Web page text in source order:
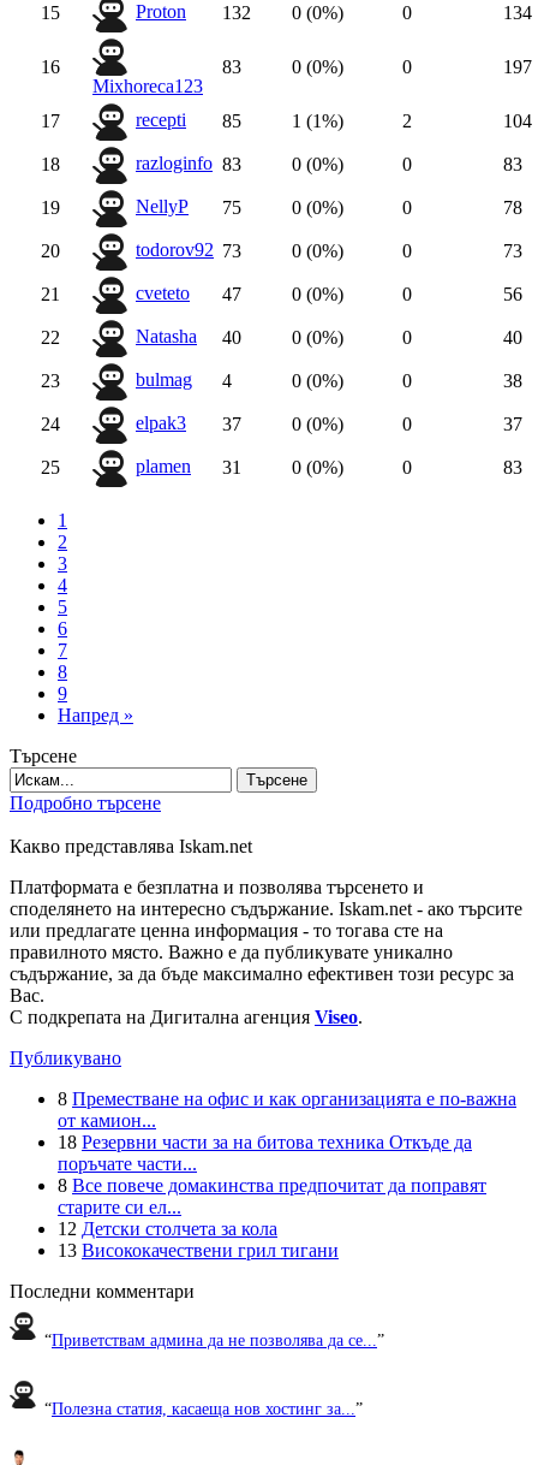
15 Proton 132 0 (0%) 0 134
16
Mixhoreca123
83 0 (0%) 0 197
17 recepti 85 1 (1%) 2 104
18 razloginfo 83 0 (0%) 0 83
19 NellyP 75 0 (0%) 0 78
20 todorov92 73 0 (0%) 0 73
21 cveteto 47 0 (0%) 0 56
22 Natasha 40 0 (0%) 0 40
23 bulmag 4 0 (0%) 0 38
24 elpak3 37 0 (0%) 0 37
25 plamen 31 0 (0%) 0 83
1
2
3
4
5
6
7
8
9
Напред »
Търсене
Търсене
Подробно търсене
Какво представлява Iskam.net
Платформата е безплатна и позволява търсенето и
споделянето на интересно съдържание. Iskam.net - ако търсите
или предлагате ценна информация - то тогава сте на
правилното място. Важно е да публикувате уникално
съдържание, за да бъде максимално ефективен този ресурс за
Вас.
С подкрепата на Дигитална агенция Viseo.
Публикувано
8 Преместване на офис и как организацията е по-важна
от камион...
18 Резервни части за на битова техника Откъде да
поръчате части...
8 Все повече домакинства предпочитат да поправят
старите си ел...
12 Детски столчета за кола
13 Висококачествени грил тигани
Последни комментари
“Приветствам админа да не позволява да се...”
“Полезна статия, касаеща нов хостинг за... ”